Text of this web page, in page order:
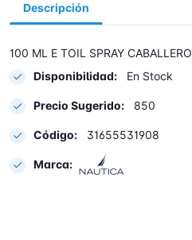
Descripción
100 ML E TOIL SPRAY CABALLERO
Disponibilidad:
En Stock
Precio Sugerido: 850
Código: 31655531908
Marca: